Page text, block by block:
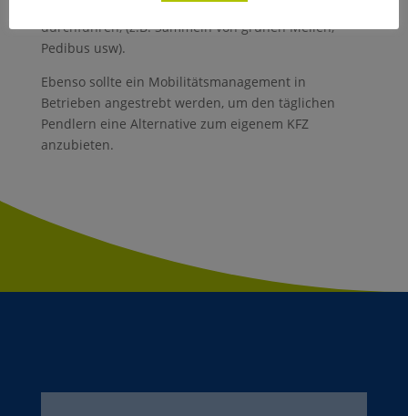
zum umweltfreundlichen Unterwegssein
durchführen, (z.B. Sammeln von grünen Meilen,
Pedibus usw).
Ebenso sollte ein Mobilitätsmanagement in
Betrieben angestrebt werden, um den täglichen
Pendlern eine Alternative zum eigenem KFZ
anzubieten.